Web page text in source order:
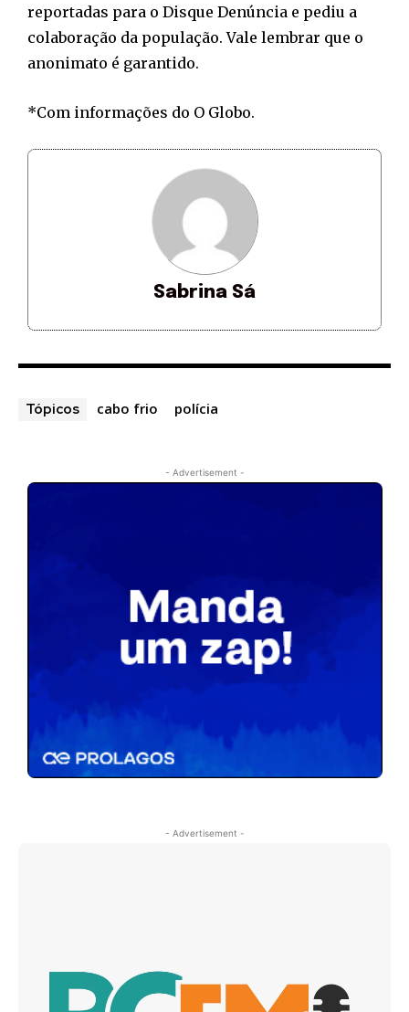
reportadas para o Disque Denúncia e pediu a
colaboração da população. Vale lembrar que o
anonimato é garantido.
*Com informações do O Globo.
Sabrina Sá
Tópicos cabo frio polícia
- Advertisement -
- Advertisement -